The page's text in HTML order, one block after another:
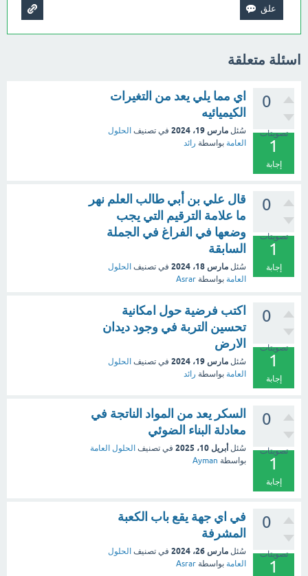
اسئلة متعلقة
0
تصويتات
1
إجابة
اي مما يلي يعد من التغيرات
الكيميائيه
سُئل مارس 19، 2024 في تصنيف الحلول
العامة بواسطة رائد
0
تصويتات
1
إجابة
قال علي بن أبي طالب العلم نهر
ما علامة الترقيم التي يجب
وضعها في الفراغ في الجملة
السابقة
سُئل مارس 18، 2024 في تصنيف الحلول
العامة بواسطة Asrar
0
تصويتات
1
إجابة
اكتب فرضية حول امكانية
تحسين التربة في وجود ديدان
الارض
سُئل مارس 19، 2024 في تصنيف الحلول
العامة بواسطة رائد
0
تصويتات
1
إجابة
السكر يعد من المواد الناتجة في
معادلة البناء الضوئي
سُئل أبريل 10، 2025 في تصنيف الحلول العامة
بواسطة Ayman
0
تصويتات
1
في اي جهة يقع باب الكعبة
المشرفة
سُئل مارس 26، 2024 في تصنيف الحلول
العامة بواسطة Asrar